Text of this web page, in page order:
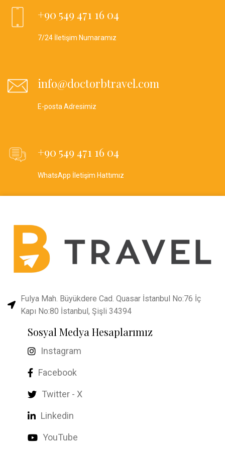
+90 549 471 16 04
7/24 İletişim Numaramız
info@doctorbtravel.com
E-posta Adresimiz
+90 549 471 16 04
WhatsApp İletişim Hattımız
Fulya Mah. Büyükdere Cad. Quasar İstanbul No:76 İç
Kapı No:80 İstanbul, Şişli 34394
Sosyal Medya Hesaplarımız
Instagram
Facebook
Twitter - X
Linkedin
YouTube